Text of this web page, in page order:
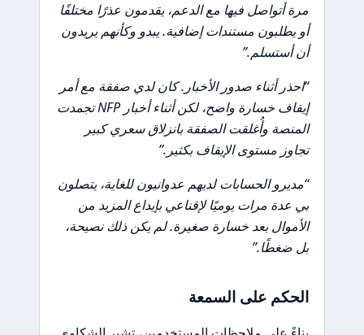
مرة أتواصل فيها مع الدعم، يقدمون عذرًا مختلفًا
أو يطلبون مستندات إضافية. يبدو وكأنهم يريدون
أن أستسلم.”
“احذر أثناء صدور الأخبار. كان لدي صفقة مع أمر
إيقاف خسارة واضح، لكن أثناء أخبار NFP تجمدت
المنصة وأُغلقت الصفقة بانزلاق سعري كبير
تجاوز مستوى الإيقاف بكثير.”
“مديرو الحسابات لديهم عدوانيون للغاية، يتصلون
بي عدة مرات يوميًا لإقناعي بإيداع المزيد من
الأموال بعد خسارة صغيرة. لم يكن ذلك نصيحة،
بل ضغطًا.”
الحكم على السمعة